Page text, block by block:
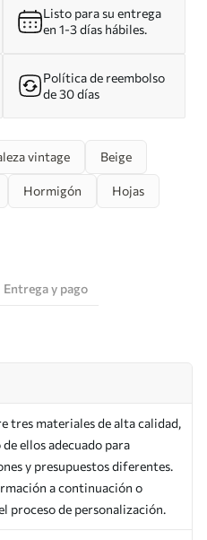
Listo para su entrega
en 1-3 días hábiles.
Política de reembolso
de 30 días
vintage Beige
Hormigón Hojas
Entrega y pago
tres materiales de alta calidad,
de ellos adecuado para
y presupuestos diferentes.
a continuación o
proceso de personalización.